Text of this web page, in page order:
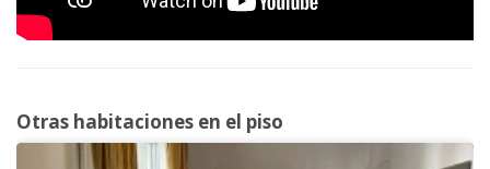
Otras habitaciones en el piso